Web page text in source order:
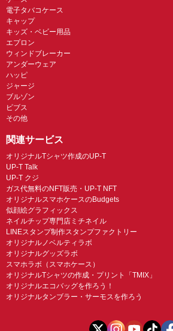
電子タバコケース
キャップ
キッズ・ベビー用品
エプロン
ウィンドブレーカー
アンダーウェア
ハッピ
ジャージ
ブルゾン
ビブス
その他
関連サービス
オリジナルTシャツ作成のUP-T
UP-T Talk
UP-T クジ
ガス代無料のNFT販売・UP-T NFT
オリジナルスマホケースのBudgets
似顔絵グラフィックス
ネイルチップ専門店ミチネイル
LINEスタンプ制作スタンプファクトリー
オリジナルノベルティラボ
オリジナルグッズラボ
スマホラボ（スマホケース）
オリジナルTシャツの作成・プリント「TMIX」
オリジナルエコバッグを作ろう！
オリジナルタンブラー・サーモスを作ろう